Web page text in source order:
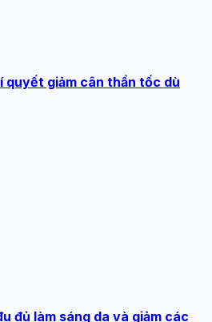
quyết giảm cân thần tốc dù
đủ làm sáng da và giảm các